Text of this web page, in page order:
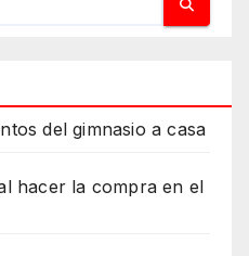
del gimnasio a casa
hacer la compra en el